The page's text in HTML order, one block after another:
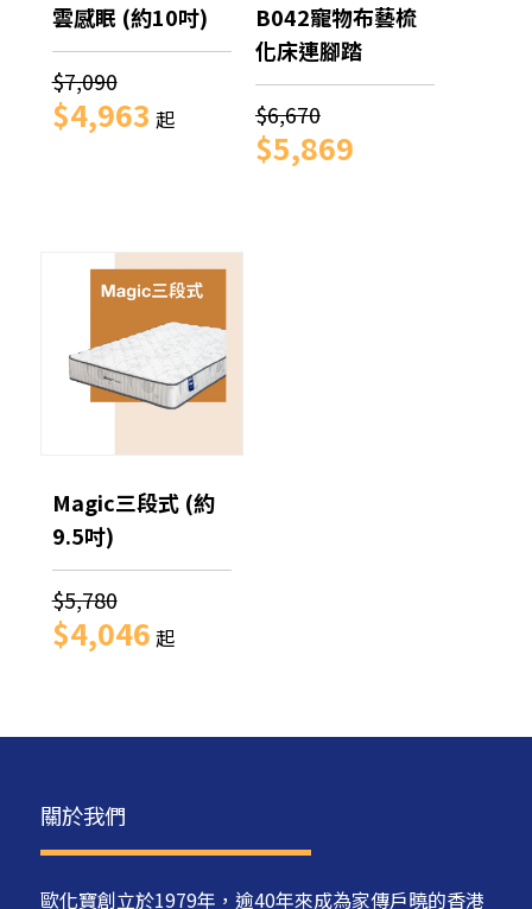
雲感眠 (約10吋)
$7,090
$4,963 起
B042寵物布藝梳
化床連腳踏
$6,670
$5,869
Magic三段式 (約
9.5吋)
$5,780
$4,046 起
關於我們
歐化寶創立於1979年，逾40年來成為家傳戶曉的香港